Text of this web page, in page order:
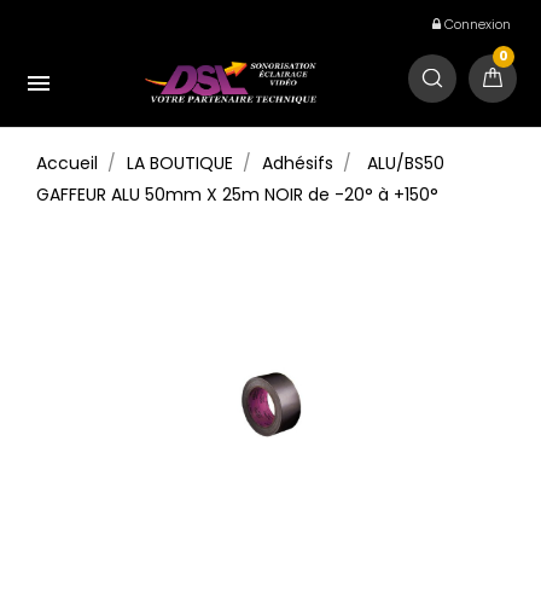
Connexion

0
Accueil LA BOUTIQUE Adhésifs
ALU/BS50
GAFFEUR ALU 50mm X 25m NOIR de -20° à +150°